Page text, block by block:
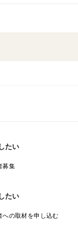
たい
募集
たい
への取材を申し込む